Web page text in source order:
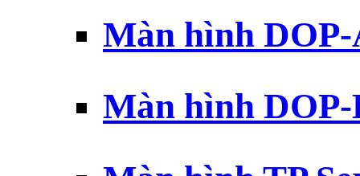
Màn hình DOP-
Màn hình DOP-